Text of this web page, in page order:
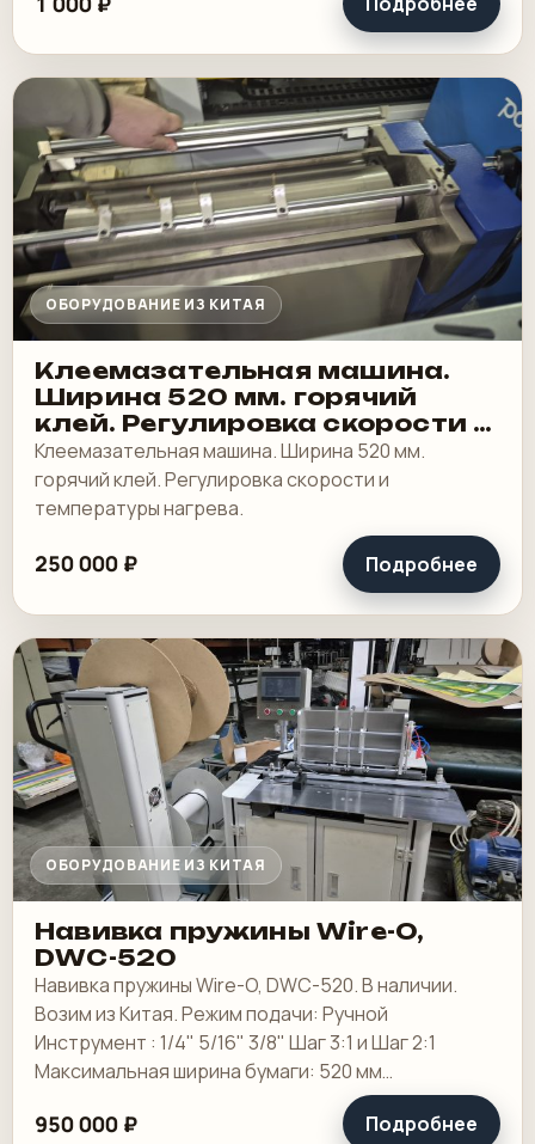
рольную зарядку. Год выпуска.
ОБОРУДОВАНИЕ ИЗ КИТАЯ
Клеемазательная машина.
Ширина 520 мм. горячий
клей. Регулировка скорости и
температуры нагрева
Клеемазательная машина. Ширина 520 мм.
горячий клей. Регулировка скорости и
температуры нагрева.
250 000 ₽ Подробнее
ОБОРУДОВАНИЕ ИЗ КИТАЯ
Навивка пружины Wire-O,
DWC-520
Навивка пружины Wire-O, DWC-520. В наличии.
Возим из Китая. Режим подачи: Ручной
Инструмент : 1/4" 5/16" 3/8" Шаг 3:1 и Шаг 2:1
Максимальная ширина бумаги: 520 мм
Максимальная ширина переплета: 507 мм
Минимальная ширина.
950 000 ₽ Подробнее